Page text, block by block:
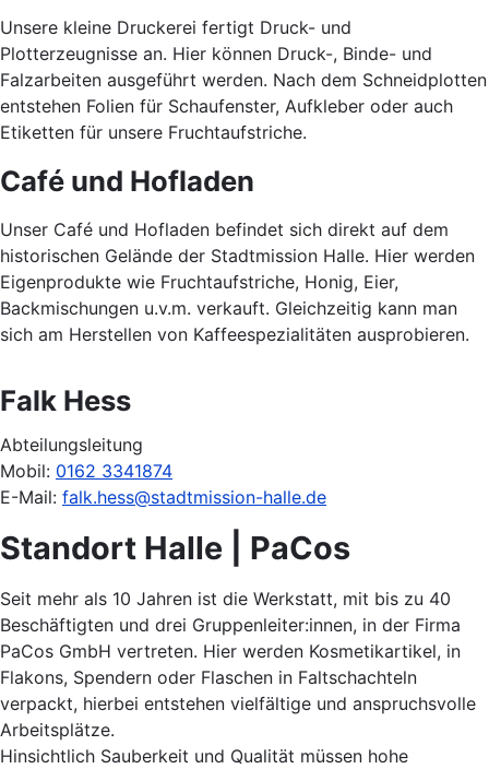
Unsere kleine Druckerei fertigt Druck- und
Plotterzeugnisse an. Hier können Druck-, Binde- und
Falzarbeiten ausgeführt werden. Nach dem Schneidplotten
entstehen Folien für Schaufenster, Aufkleber oder auch
Etiketten für unsere Fruchtaufstriche.
Café und Hofladen
Unser Café und Hofladen befindet sich direkt auf dem
historischen Gelände der Stadtmission Halle. Hier werden
Eigenprodukte wie Fruchtaufstriche, Honig, Eier,
Backmischungen u.v.m. verkauft. Gleichzeitig kann man
sich am Herstellen von Kaffeespezialitäten ausprobieren.
Falk Hess
Abteilungsleitung
Mobil: 0162 3341874
E-Mail: falk.hess@stadtmission-halle.de
Standort Halle | PaCos
Seit mehr als 10 Jahren ist die Werkstatt, mit bis zu 40
Beschäftigten und drei Gruppenleiter:innen, in der Firma
PaCos GmbH vertreten. Hier werden Kosmetikartikel, in
Flakons, Spendern oder Flaschen in Faltschachteln
verpackt, hierbei entstehen vielfältige und anspruchsvolle
Arbeitsplätze.
Hinsichtlich Sauberkeit und Qualität müssen hohe